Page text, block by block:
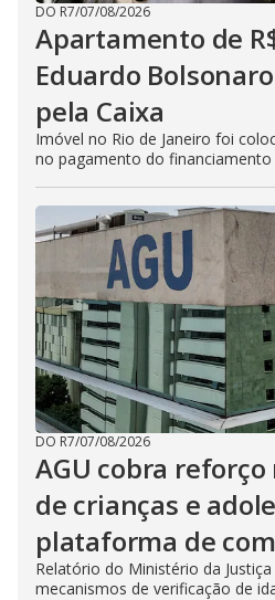
DO R7/07/08/2026
Apartamento de
Eduardo
pela Caixa
Imóvel no Rio de Janeiro foi
no pagamento do financiamento
DO R7/07/08/2026
AGU cobra
de crianças e
plataforma de
Relatório do Ministério da
mecanismos de verificação de